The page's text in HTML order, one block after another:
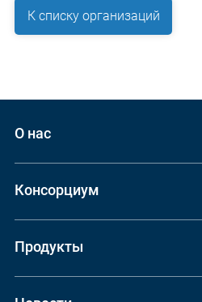
К списку организаций
О нас
Консорциум
Продукты